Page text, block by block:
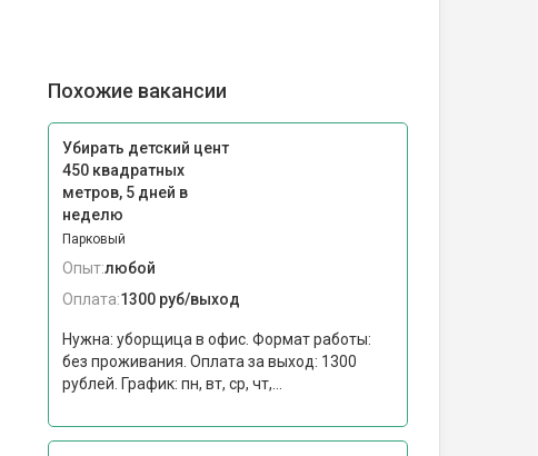
Похожие вакансии
Убирать детский цент
450 квадратных
метров, 5 дней в
неделю
Парковый
Опыт:любой
Оплата:1300 руб/выход
Нужна: уборщица в офис. Формат работы:
без проживания. Оплата за выход: 1300
рублей. График: пн, вт, ср, чт,...